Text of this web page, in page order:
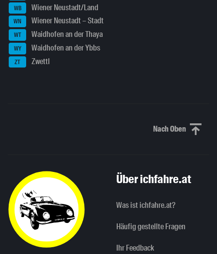
WB Wiener Neustadt/Land
WN Wiener Neustadt – Stadt
WT Waidhofen an der Thaya
WY Waidhofen an der Ybbs
ZT Zwettl
Nach ObenNach oben
Über ichfahre.at
Was ist ichfahre.at?
Häufig gestellte Fragen
Ihr Feedback